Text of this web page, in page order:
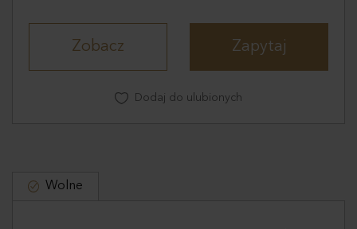
Zobacz Zapytaj
Dodaj do ulubionych
Wolne